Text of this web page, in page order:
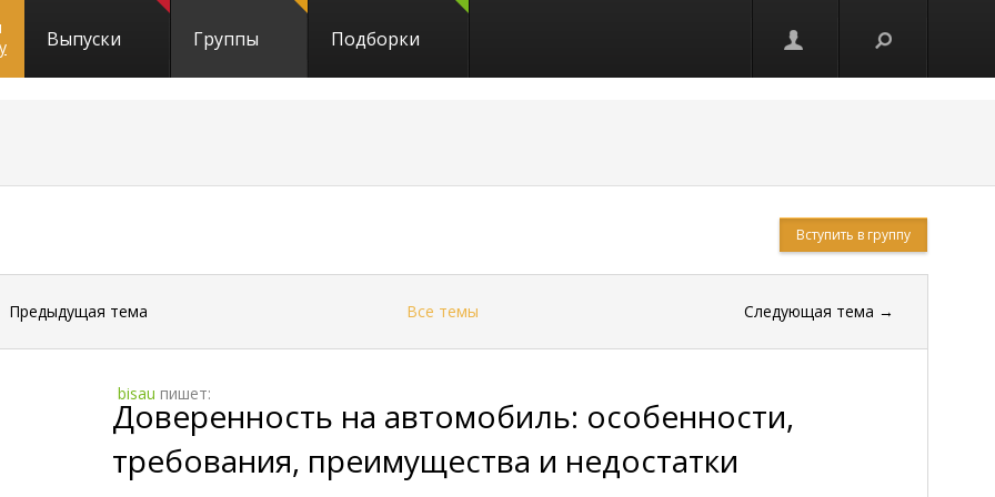
Выпуски Группы Подборки
Вступить в группу
Предыдущая тема Все темы Следующая тема →
bisau пишет:
Доверенность на автомобиль: особенности,
требования, преимущества и недостатки